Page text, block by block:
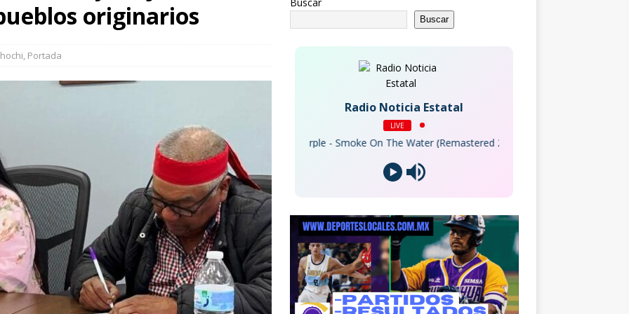
en Juárez aseguran un tigre de bengala, un lagarto y
por homicidio
originarios
, Portada
Buscar
Radio Noticia Estatal
LIVE
Deep Purple - Smoke On The Water (Remastered 2012)